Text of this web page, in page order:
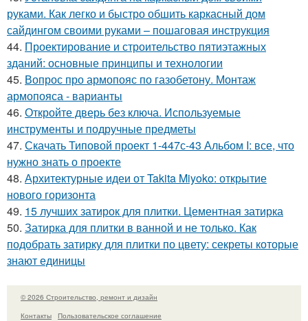
руками. Как легко и быстро обшить каркасный дом
сайдингом своими руками – пошаговая инструкция
44. Проектирование и строительство пятиэтажных
зданий: основные принципы и технологии
45. Вопрос про армопояс по газобетону. Монтаж
армопояса - варианты
46. Откройте дверь без ключа. Используемые
инструменты и подручные предметы
47. Скачать Типовой проект 1-447с-43 Альбом I: все, что
нужно знать о проекте
48. Архитектурные идеи от Takita Miyoko: открытие
нового горизонта
49. 15 лучших затирок для плитки. Цементная затирка
50. Затирка для плитки в ванной и не только. Как
подобрать затирку для плитки по цвету: секреты которые
знают единицы
© 2026 Строительство, ремонт и дизайн
Контакты
Пользовательское соглашение